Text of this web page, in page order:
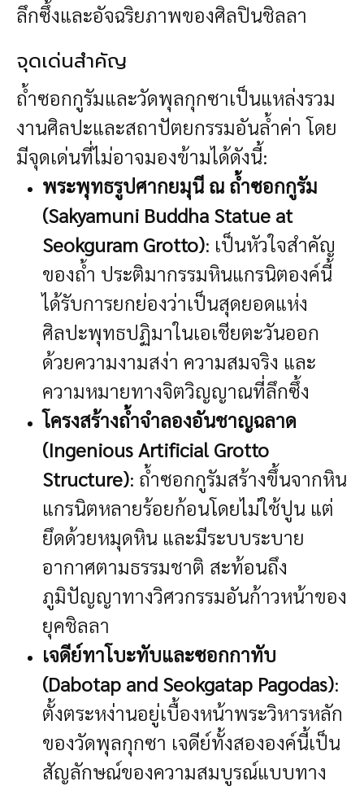
ลึกซึ้งและอัจฉริยภาพของศิลปินชิลลา
จุดเด่นสำคัญ
ถ้ำซอกกูรัมและวัดพุลกุกซาเป็นแหล่งรวม
งานศิลปะและสถาปัตยกรรมอันล้ำค่า โดย
มีจุดเด่นที่ไม่อาจมองข้ามได้ดังนี้:
พระพุทธรูปศากยมุนี ณ ถ้ำซอกกูรัม
(Sakyamuni Buddha Statue at
Seokguram Grotto): เป็นหัวใจสำคัญ
ของถ้ำ ประติมากรรมหินแกรนิตองค์นี้
ได้รับการยกย่องว่าเป็นสุดยอดแห่ง
ศิลปะพุทธปฏิมาในเอเชียตะวันออก
ด้วยความงามสง่า ความสมจริง และ
ความหมายทางจิตวิญญาณที่ลึกซึ้ง
โครงสร้างถ้ำจำลองอันชาญฉลาด
(Ingenious Artificial Grotto
Structure): ถ้ำซอกกูรัมสร้างขึ้นจากหิน
แกรนิตหลายร้อยก้อนโดยไม่ใช้ปูน แต่
ยึดด้วยหมุดหิน และมีระบบระบาย
อากาศตามธรรมชาติ สะท้อนถึง
ภูมิปัญญาทางวิศวกรรมอันก้าวหน้าของ
ยุคชิลลา
เจดีย์ทาโบะทับและซอกกาทับ
(Dabotap and Seokgatap Pagodas):
ตั้งตระหง่านอยู่เบื้องหน้าพระวิหารหลัก
ของวัดพุลกุกซา เจดีย์ทั้งสององค์นี้เป็น
สัญลักษณ์ของความสมบูรณ์แบบทาง